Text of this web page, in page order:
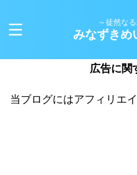
～徒然な
みなずきめ
広告に関
当ブログにはアフィリエ